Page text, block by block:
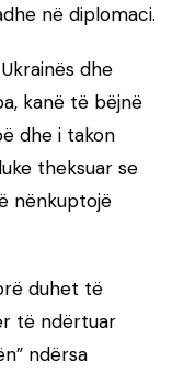
në diplomaci.
dhe
kanë të bëjnë
dhe i takon
theksuar se
nënkuptojë
duhet të
të ndërtuar
ndërsa